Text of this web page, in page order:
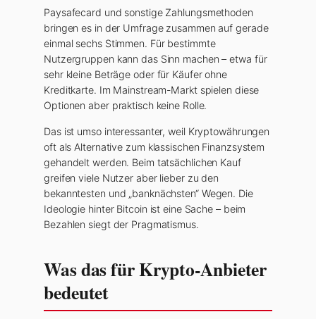
Paysafecard und sonstige Zahlungsmethoden
bringen es in der Umfrage zusammen auf gerade
einmal sechs Stimmen. Für bestimmte
Nutzergruppen kann das Sinn machen – etwa für
sehr kleine Beträge oder für Käufer ohne
Kreditkarte. Im Mainstream-Markt spielen diese
Optionen aber praktisch keine Rolle.
Das ist umso interessanter, weil Kryptowährungen
oft als Alternative zum klassischen Finanzsystem
gehandelt werden. Beim tatsächlichen Kauf
greifen viele Nutzer aber lieber zu den
bekanntesten und „banknächsten“ Wegen. Die
Ideologie hinter Bitcoin ist eine Sache – beim
Bezahlen siegt der Pragmatismus.
Was das für Krypto-Anbieter
bedeutet